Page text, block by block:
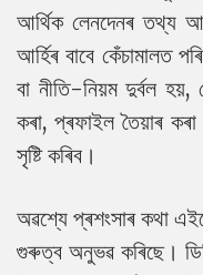
আৰ্থিক লেনদেনৰ তথ্য
আৰ্হিৰ বাবে কেঁচামালত
বা নীতি-নিয়ম দুৰ্বল হয়,
কৰা, প্ৰফাইল তৈয়াৰ
সৃষ্টি কৰিব।
অৱশ্যে প্ৰশংসাৰ কথা
গুৰুত্ব অনুভৱ কৰিছে।